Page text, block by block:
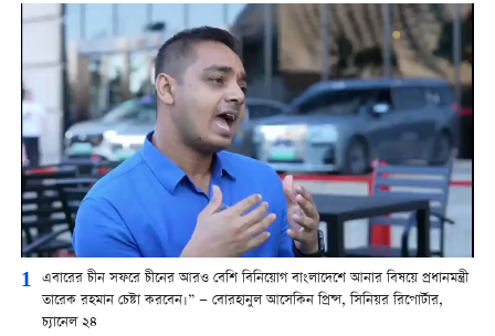
1 এবারের চীন সফরে চীনের আরও বেশি বিনিয়োগ বাংলাদেশে আনার বিষয়ে প্রধানমন্ত্রী
তারেক রহমান চেষ্টা করবেন।” — বোরহানুল আসেকিন প্রিন্স, সিনিয়র রিপোর্টার,
চ্যানেল ২৪